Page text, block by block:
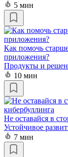
5 мин
Как помочь
приложения?
Продукты и
10 мин
Не оставайся в
Устойчивое
7 мин